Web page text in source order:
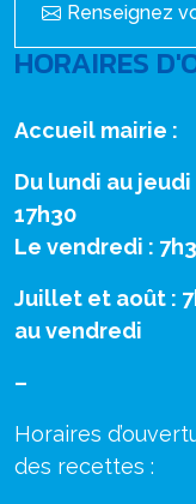
Renseignez
HORAIRES
Accueil mairie :
Du lundi au jeudi
17h30
Le vendredi :
Juillet et août :
au vendredi
–
Horaires
des recettes :